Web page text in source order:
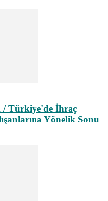
/ Türkiye'de İhraç
Yönelik Sonu